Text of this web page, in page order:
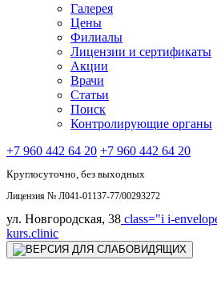
Галерея
Цены
Филиалы
Лицензии и сертификаты
Акции
Врачи
Статьи
Поиск
Контролирующие органы
+7 960 442 64 20 +7 960 442 64 20
Круглосуточно, без выходных
Лицензия № Л041-01137-77/00293272
ул. Новгородская, 38 class="i i-
kurs.clinic